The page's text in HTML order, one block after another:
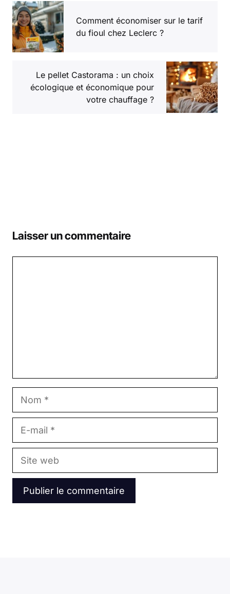
Comment économiser sur le tarif
du fioul chez Leclerc ?
Le pellet Castorama : un choix
écologique et économique pour
votre chauffage ?
Laisser un commentaire
Site
web